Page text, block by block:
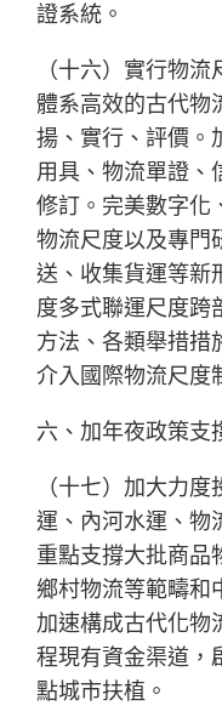
證系統。
（十六）實行物
體系高效的古代物
揚、實行、評價。
用具、物流單證、
修訂。完美數字化
物流尺度以及專門
送、收集貨運等新
度多式聯運尺度跨
方法、各類舉措措
介入國際物流尺度
六、加年夜政策支
（十七）加大力
運、內河水運、物
重點支撐大批商品
鄉村物流等範疇和
加速構成古代化物
程現有資金渠道，
點城市扶植。